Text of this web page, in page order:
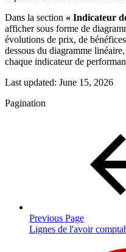
Dans la section « Indicateur
afficher sous forme de
évolutions de prix, de
dessous du diagramme
chaque indicateur de
Last updated: June 15, 2026
Pagination
Previous Page
Lignes de l'avoir